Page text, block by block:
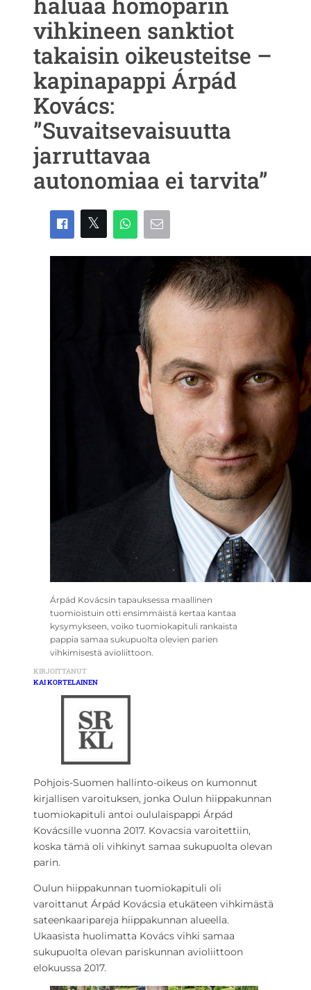
vihkineen sanktiot
takaisin oikeusteitse –
kapinapappi Árpád
Kovács:
”Suvaitsevaisuutta
jarruttavaa
autonomiaa ei tarvita”
Árpád Kovácsin tapauksessa maallinen
tuomioistuin otti ensimmäistä kertaa kantaa
kysymykseen, voiko tuomiokapituli rankaista
pappia samaa sukupuolta olevien parien
vihkimisestä avioliittoon.
KIRJOITTANUT
KAI KORTELAINEN
Pohjois-Suomen hallinto-oikeus on kumonnut
kirjallisen varoituksen, jonka Oulun hiippakunnan
tuomiokapituli antoi oululaispappi Árpád
Kovácsille vuonna 2017. Kovacsia varoitettiin,
koska tämä oli vihkinyt samaa sukupuolta olevan
parin.
Oulun hiippakunnan tuomiokapituli oli
varoittanut Árpád Kovácsia etukäteen vihkimästä
sateenkaaripareja hiippakunnan alueella.
Ukaasista huolimatta Kovács vihki samaa
sukupuolta olevan pariskunnan avioliittoon
elokuussa 2017.